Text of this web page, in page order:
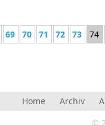
69 70 71 72 73 74
Home Archiv
©